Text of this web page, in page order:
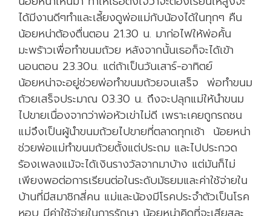
…
ได้มีงานดีๆทำและเลี้ยงดูพ่อแม่กับน้องได้ในทุกๆ คืน
น้อยหน่าต้องตื่นตอน 21.30 น. มาก่อไฟให้พ่อคั้น
มะพร้าวเพื่อทำขนมถ้วย หลังจากนั้นเธอก็จะได้เข้า
นอนตอน 23.30น. แต่ถ้าเป็นวันเสาร์-อาทิตย์
น้อยหน่าจะอยู่ช่วยพ่อทำขนมถ้วยจนเสร็จ พ่อทำขนม
ถ้วยเสร็จประมาณ 03.30 น. ถึงจะปลุกแม่ให้นำขนม
ไปขายเนื่องจากว่าพ่อหัวเข่าไม่ดี เพราะเคยถูกรถชน
แม่จึงเป็นผู้นำขนมถ้วยไปขายที่ตลาดทุกเช้า น้อยหน่า
ช่วยพ่อแม่ทำขนมถ้วยตั้งแต่ประถม และไปประกวด
ร้องเพลงแม้จะได้เงินรางวัลจากมาบ้าง แต่มันก็ไม่
เพียงพอต่อการเรียนต่อในระดับมัธยมและค่าใช้จ่ายใน
บ้านที่มีสมาชิกสี่คน แม่และน้องมีโรคประจำตัวเป็นโรค